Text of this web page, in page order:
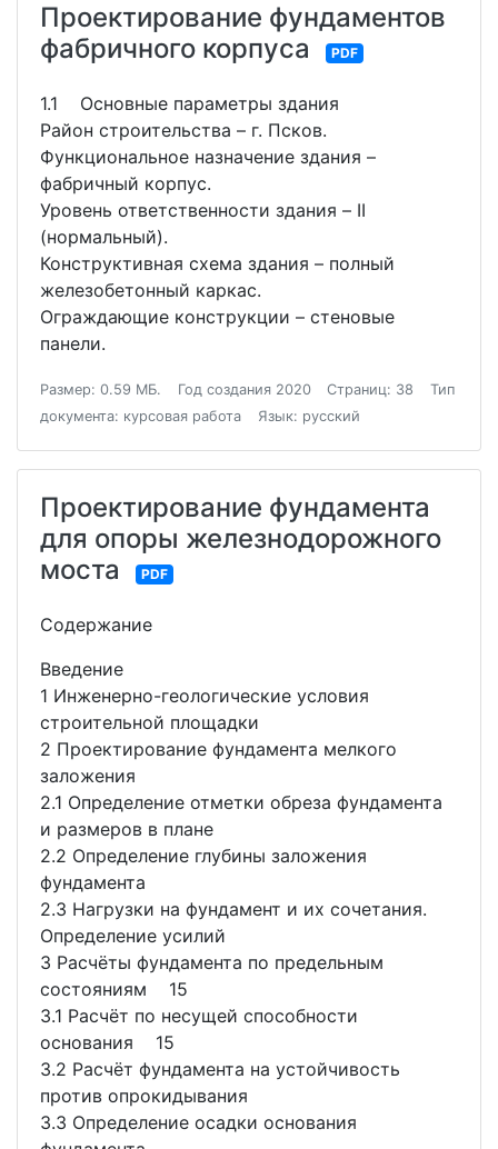
Проектирование фундаментов
фабричного корпуса
PDF
1.1 Основные параметры здания
Район строительства – г. Псков.
Функциональное назначение здания –
фабричный корпус.
Уровень ответственности здания – II
(нормальный).
Конструктивная схема здания – полный
железобетонный каркас.
Ограждающие конструкции – стеновые
панели.
Размер: 0.59 МБ. Год создания 2020 Страниц: 38
Тип
документа: курсовая работа
Язык: русский
Проектирование фундамента
для опоры железнодорожного
моста
PDF
Содержание
Введение
1 Инженерно-геологические условия
строительной площадки
2 Проектирование фундамента мелкого
заложения
2.1 Определение отметки обреза фундамента
и размеров в плане
2.2 Определение глубины заложения
фундамента
2.3 Нагрузки на фундамент и их сочетания.
Определение усилий
3 Расчёты фундамента по предельным
состояниям 15
3.1 Расчёт по несущей способности
основания 15
3.2 Расчёт фундамента на устойчивость
против опрокидывания
3.3 Определение осадки основания